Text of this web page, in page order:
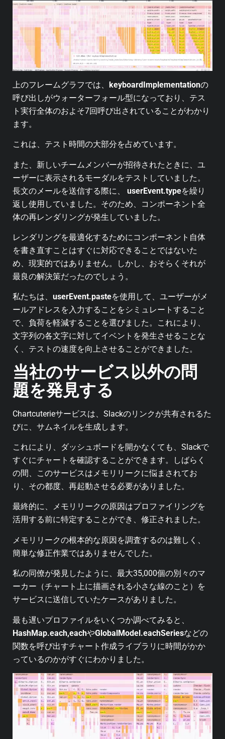
上のフレームグラフでは、 keyboardImplementationの
呼び出しがウォーターフォール型になっており、テス
ト実行全体のおよそ7回呼び出されていることがわかり
ます。
これは、テスト時間の大部分を占めています。
また、新しいチームメンバーが招待されたときに、ユ
ーザーに表示されるモーダルをテストしていました。
長文のメールを送信する際に、 userEvent.typeを繰り
返し使用していました。そのため、コンポーネント全
体の再レンダリングが発生していました。
レンダリングを最適化するためにコンポーネント自体
を書き直すことはすぐに対応できることではないた
め、現実的ではありません。しかし、おそらくそれが
最良の解決策だったのでしょう。
私たちは、 userEvent.pasteを使用して、ユーザーがメ
ールアドレスを入力することをシミュレートすること
で、負荷を軽減することを選びました。これにより、
文字列の各文字に対してイベントを発生させることな
く、テストの速度を向上させることができました。
当社のサービス以外の問
題を発見する
Chartcuterieサービスは、Slackのリンクが共有されるた
びに、サムネイルを生成します。
これにより、ダッシュボードを開かなくても、Slackで
すぐにチャートを確認することができます。しばらく
の間、このサービスはメモリリークに悩まされてお
り、その都度、再起動させる必要がありました。
最終的に、メモリリークの原因はプロファイリングを
活用する前に特定することができ、修正されました。
メモリリークの根本的な原因を調査するのは難しく、
簡単な修正作業ではありませんでした。
私の同僚が発見したように、最大35,000個の別々のマ
ーカー（チャート上に描画される小さな線のこと）を
サービスに送信していたケースがありました。
最も遅いプロファイルをいくつか調べてみると、
HashMap.each,eachやGlobalModel.eachSeriesなどの
関数を呼び出すチャート作成ライブラリに時間がかか
っているのかがすぐにわかりました。